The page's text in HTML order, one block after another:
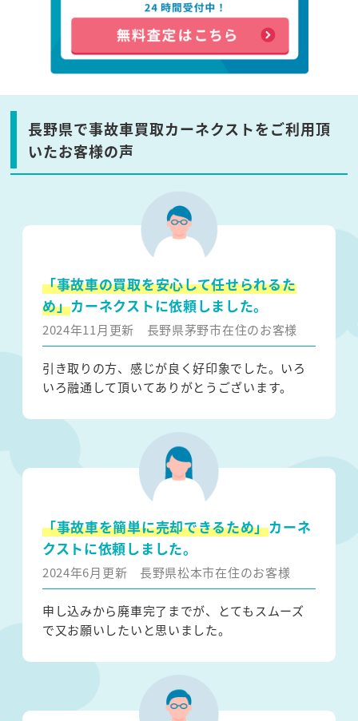
長野県で事故車買取カーネクストをご利用頂
いたお客様の声
「事故車の買取を安心して任せられるた
め」カーネクストに依頼しました。
2024年11月更新 長野県茅野市在住のお客様
引き取りの方、感じが良く好印象でした。いろ
いろ融通して頂いてありがとうございます。
「事故車を簡単に売却できるため」カーネ
クストに依頼しました。
2024年6月更新 長野県松本市在住のお客様
申し込みから廃車完了までが、とてもスムーズ
で又お願いしたいと思いました。